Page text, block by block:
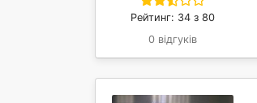
Рейтинг: 34 з 80
0 відгуків